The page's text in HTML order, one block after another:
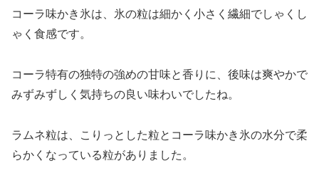
コーラ味かき氷は、氷の粒は細かく小さく繊細でしゃくし
ゃく食感です。
コーラ特有の独特の強めの甘味と香りに、後味は爽やかで
みずみずしく気持ちの良い味わいでしたね。
ラムネ粒は、こりっとした粒とコーラ味かき氷の水分で柔
らかくなっている粒がありました。